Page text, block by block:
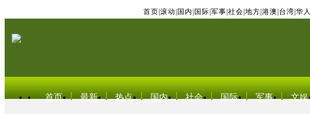
首页 滚动 国内 国际 军事 社会 地方 港澳 台湾 华人
首页 最新 热点 国内 社会 国际 军事 文娱